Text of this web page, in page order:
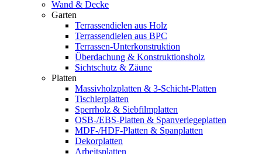
Wand & Decke
Garten
Terrassendielen aus Holz
Terrassendielen aus BPC
Terrassen-Unterkonstruktion
Überdachung & Konstruktionsholz
Sichtschutz & Zäune
Platten
Massivholzplatten & 3-Schicht-Platten
Tischlerplatten
Sperrholz & Siebfilmplatten
OSB-/EBS-Platten & Spanverlegeplatten
MDF-/HDF-Platten & Spanplatten
Dekorplatten
Arbeitsplatten